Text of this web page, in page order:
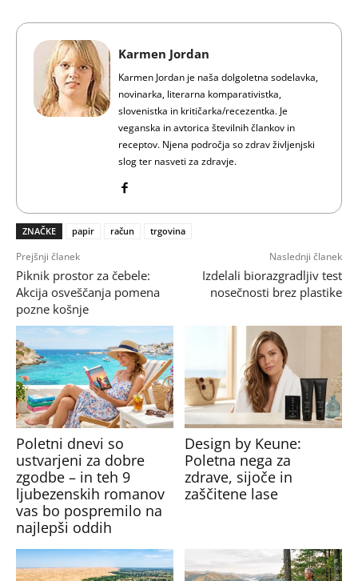
Karmen Jordan
Karmen Jordan je naša dolgoletna sodelavka,
novinarka, literarna komparativistka,
slovenistka in kritičarka/recezentka. Je
veganska in avtorica številnih člankov in
receptov. Njena področja so zdrav življenjski
slog ter nasveti za zdravje.
ZNAČKE papir račun trgovina
Prejšnji članek
Piknik prostor za čebele:
Akcija osveščanja pomena
pozne košnje
Naslednji članek
Izdelali biorazgradljiv test
nosečnosti brez plastike
Poletni dnevi so
ustvarjeni za dobre
zgodbe – in teh 9
ljubezenskih romanov
vas bo pospremilo na
najlepši oddih
Design by Keune:
Poletna nega za
zdrave, sijoče in
zaščitene lase